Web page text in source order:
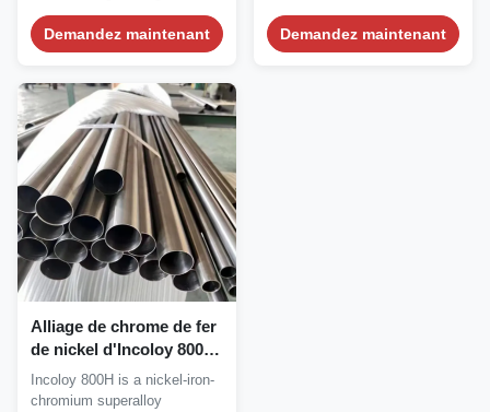
that has...
Demandez maintenant Demandez maintenant
Alliage de chrome de fer
de nickel d'Incoloy 800H
de résistance de
carburation d'oxydation
Incoloy 800H is a nickel-iron-
chromium superalloy